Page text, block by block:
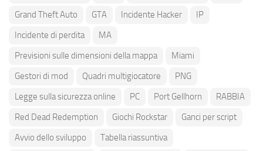
Grand Theft Auto
GTA Incidente Hacker
IP
Incidente di perdita
MA
Previsioni sulle dimensioni della mappa
Miami
Gestori di mod
Quadri multigiocatore
PNG
Legge sulla sicurezza online
PC Port Gellhorn
RABBIA
Red Dead Redemption
Giochi Rockstar
Ganci per script
Avvio dello sviluppo
Tabella riassuntiva